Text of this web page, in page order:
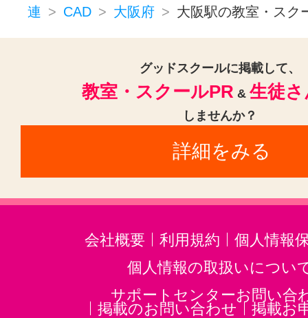
連
CAD 大阪府 大阪駅の教室・スク
グッドスクールに掲載して、
教室・スクールPR & 生徒
しませんか？
詳細をみる
会社概要 利用規約
個人情報
個人情報の取扱いについ
サポートセンターお問い合
掲載のお問い合わせ
掲載お